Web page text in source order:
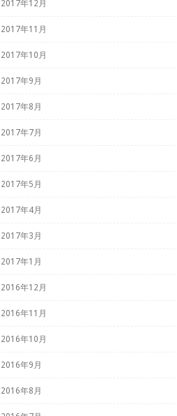
2017年12月
2017年11月
2017年10月
2017年9月
2017年8月
2017年7月
2017年6月
2017年5月
2017年4月
2017年3月
2017年1月
2016年12月
2016年11月
2016年10月
2016年9月
2016年8月